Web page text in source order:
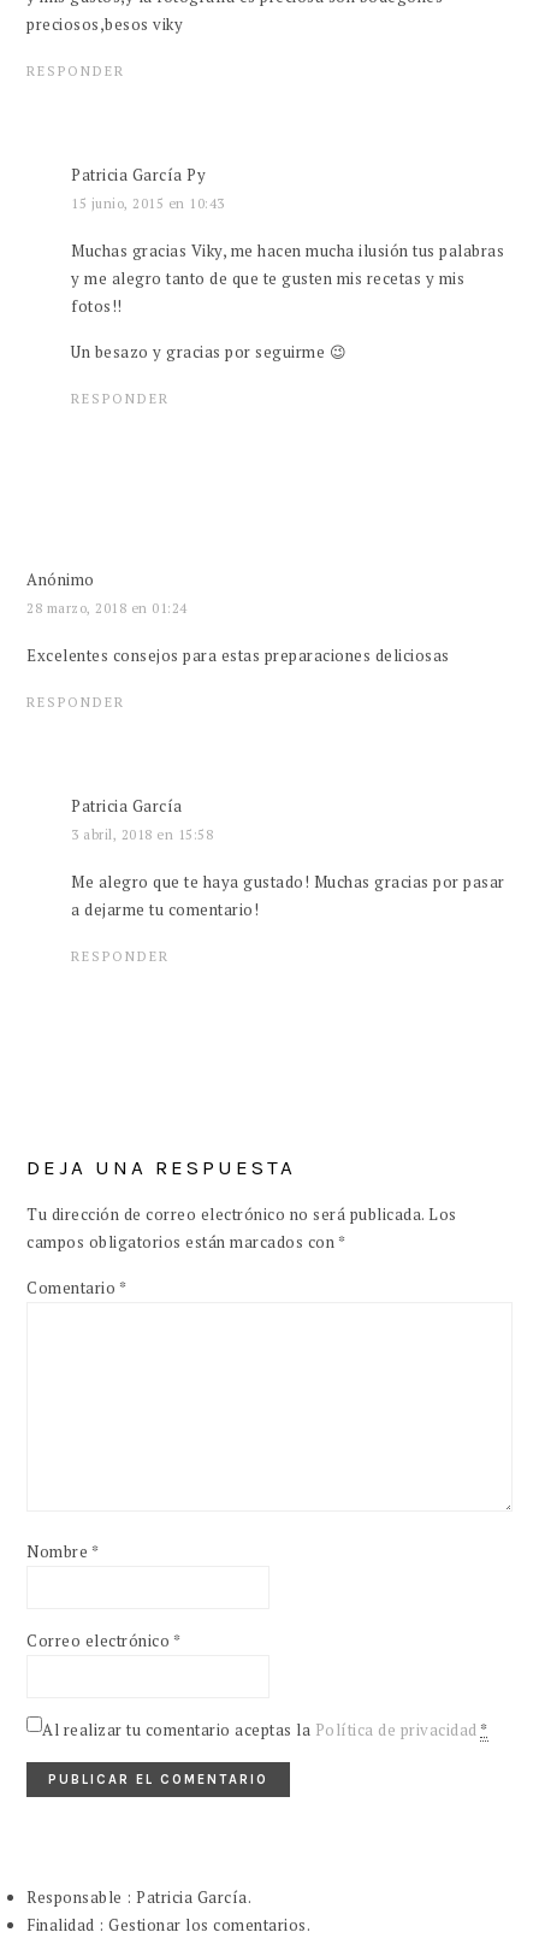
preciosos,besos viky
RESPONDER
Patricia García Py
15 junio, 2015 en 10:43
Muchas gracias Viky, me hacen mucha ilusión tus palabras
y me alegro tanto de que te gusten mis recetas y mis
fotos!!
Un besazo y gracias por seguirme 😉
RESPONDER
Anónimo
28 marzo, 2018 en 01:24
Excelentes consejos para estas preparaciones deliciosas
RESPONDER
Patricia García
3 abril, 2018 en 15:58
Me alegro que te haya gustado! Muchas gracias por pasar
a dejarme tu comentario!
RESPONDER
DEJA UNA RESPUESTA
Tu dirección de correo electrónico no será publicada. Los
campos obligatorios están marcados con *
Comentario *
Nombre *
Correo electrónico *
Al realizar tu comentario aceptas la Política de privacidad *
Responsable : Patricia García.
Finalidad : Gestionar los comentarios.